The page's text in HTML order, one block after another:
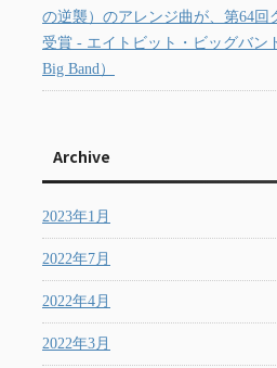
の逆襲）のアレンジ曲が、第64回
受賞 - エイトビット・ビッグバン
Big Band）
Archive
2023年1月
2022年7月
2022年4月
2022年3月